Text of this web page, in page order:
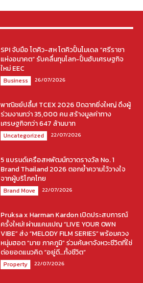
SPI จับมือ โตคิว-สห โตคิวปั้นโมเดล “ศรีราชา
แห่งอนาคต” รับคลื่นทุนโลก-ปั้นฮับเศรษฐกิจ
ใหม่ EEC
Business 26/07/2026
พาณิชย์ปลื้ม! TCEX 2026 ปิดฉากยิ่งใหญ่ ดึงผู้
ร่วมงานกว่า 35,000 คน สร้างมูลค่าทาง
เศรษฐกิจกว่า 647 ล้านบาท
Uncategorized 22/07/2026
5 แบรนด์เครือสหพัฒน์กวาดรางวัล No. 1
Brand Thailand 2026 ตอกย้ำความไว้วางใจ
จากผู้บริโภคไทย
Brand Move 22/07/2026
Pruksa x Harman Kardon เปิดประสบการณ์
ครั้งใหม่! ผ่านแคมเปญ “LIVE YOUR OWN
VIBE” ส่ง “MELODY FILM SERIES” พร้อมควง
หนุ่มฮอต “มาย ภาคภูมิ” ร่วมค้นหาจังหวะชีวิตที่ใช่
ต่อยอดแนวคิด “อยู่ดี…ทั้งชีวิต”
Property 22/07/2026